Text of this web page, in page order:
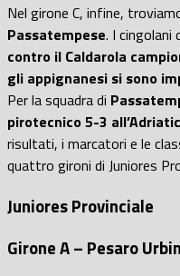
Nel girone C, infine,
Passatempese. I cingolani
contro il Caldarola
gli appignanesi si sono
Per la squadra di
pirotecnico 5-3
risultati, i marcatori e le
quattro gironi di Juniores
Juniores Provinciale
Girone A – Pesaro